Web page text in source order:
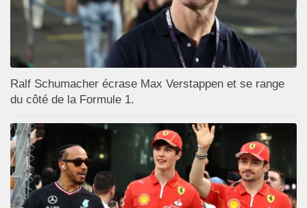
Ralf Schumacher écrase Max Verstappen et se range
du côté de la Formule 1.